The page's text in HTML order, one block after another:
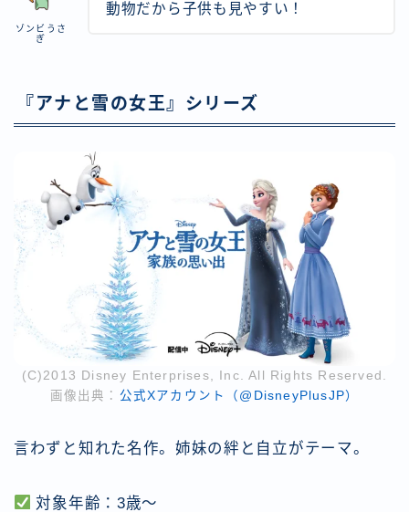
ゾンビうさ
ぎ
動物だから子供も見やすい！
『アナと雪の女王』シリーズ
(C)2013 Disney Enterprises, Inc. All Rights Reserved.
画像出典： 公式Xアカウント（@DisneyPlusJP）
言わずと知れた名作。姉妹の絆と自立がテーマ。
対象年齢：3歳〜